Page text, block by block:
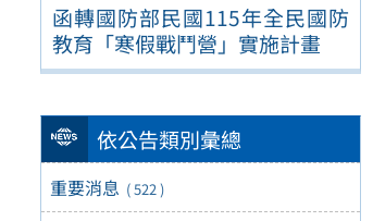
函轉國防部民國115年全民國防
教育「寒假戰鬥營」實施計畫
依公告類別彙總
重要消息 ( 522 )